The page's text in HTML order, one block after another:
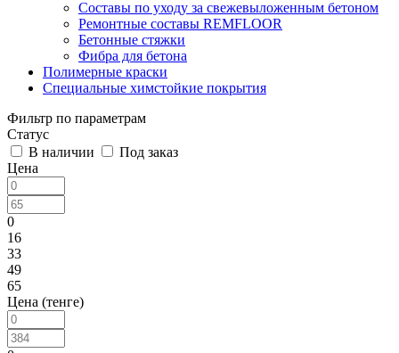
Составы по уходу за свежевыложенным бетоном
Ремонтные составы REMFLOOR
Бетонные стяжки
Фибра для бетона
Полимерные краски
Специальные химстойкие покрытия
Фильтр по параметрам
Статус
В наличии
Под заказ
Цена
0
16
33
49
65
Цена (тенге)